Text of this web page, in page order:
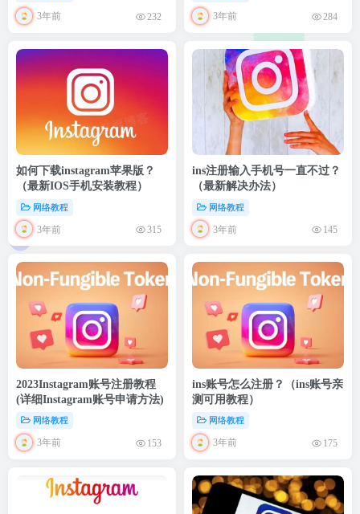
3年前 232 3年前 284
如何下载instagram苹果版？
（最新IOS手机安装教程）
网络教程
3年前 315
ins注册输入手机号一直不过？
（最新解决办法）
网络教程
3年前 145
2023Instagram账号注册教程
(详细Instagram账号申请方法)
网络教程
3年前 153
ins账号怎么注册？（ins账号亲
测可用教程）
网络教程
3年前 175